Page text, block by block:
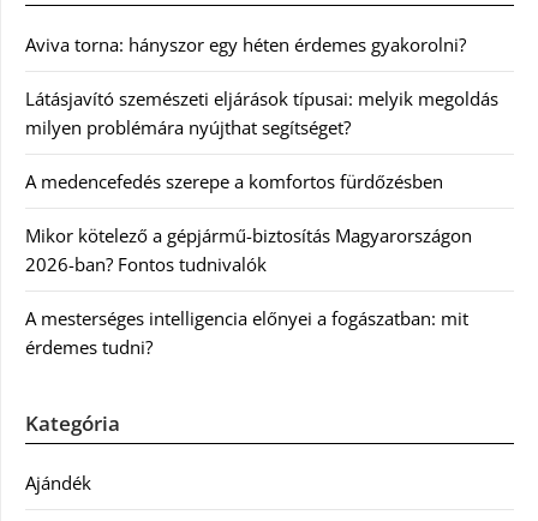
Aviva torna: hányszor egy héten érdemes gyakorolni?
Látásjavító szemészeti eljárások típusai: melyik megoldás
milyen problémára nyújthat segítséget?
A medencefedés szerepe a komfortos fürdőzésben
Mikor kötelező a gépjármű-biztosítás Magyarországon
2026-ban? Fontos tudnivalók
A mesterséges intelligencia előnyei a fogászatban: mit
érdemes tudni?
Kategória
Ajándék